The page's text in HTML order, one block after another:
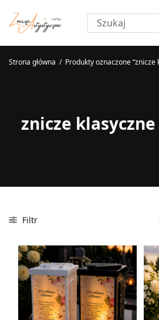
Strona główna / Produkty oznaczone “znicze
znicze
Filtr